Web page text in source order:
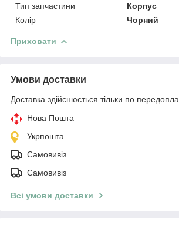
Тип запчастини
Корпус
Колір
Чорний
Приховати
Умови доставки
Доставка здійснюється тільки по
Нова Пошта
Укрпошта
Самовивіз
Самовивіз
Всі умови доставки